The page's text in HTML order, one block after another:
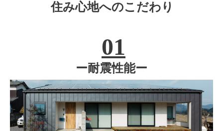
住み心地へのこだわり
01
ー耐震性能ー